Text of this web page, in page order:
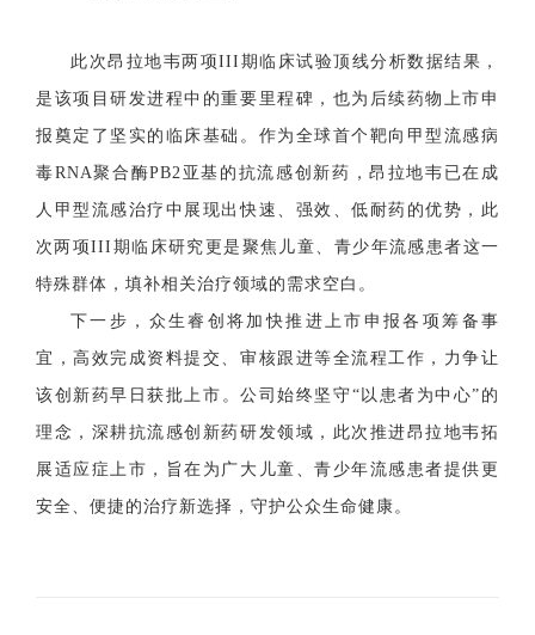
此次昂拉地韦两项III期临床试验顶线分析数据结果，
是该项目研发进程中的重要里程碑，也为后续药物上市申
报奠定了坚实的临床基础。作为全球首个靶向甲型流感病
毒RNA聚合酶PB2亚基的抗流感创新药，昂拉地韦已在成
人甲型流感治疗中展现出快速、强效、低耐药的优势，此
次两项III期临床研究更是聚焦儿童、青少年流感患者这一
特殊群体，填补相关治疗领域的需求空白。
下一步，众生睿创将加快推进上市申报各项筹备事
宜，高效完成资料提交、审核跟进等全流程工作，力争让
该创新药早日获批上市。公司始终坚守“以患者为中心”的
理念，深耕抗流感创新药研发领域，此次推进昂拉地韦拓
展适应症上市，旨在为广大儿童、青少年流感患者提供更
安全、便捷的治疗新选择，守护公众生命健康。